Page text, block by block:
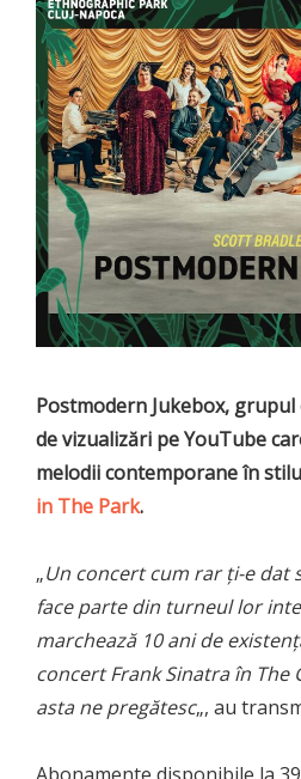
Postmodern Jukebox,
de vizualizări pe YouTube
melodii contemporane în
in The Park.
„Un concert cum rar ți-e dat
face parte din turneul lor
marchează 10 ani de
concert Frank Sinatra în The
asta ne pregătesc„, au